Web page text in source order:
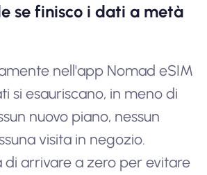
se finisco i dati a metà
nell'app Nomad eSIM
si esauriscano, in meno di
nuovo piano, nessun
visita in negozio.
di arrivare a zero per evitare